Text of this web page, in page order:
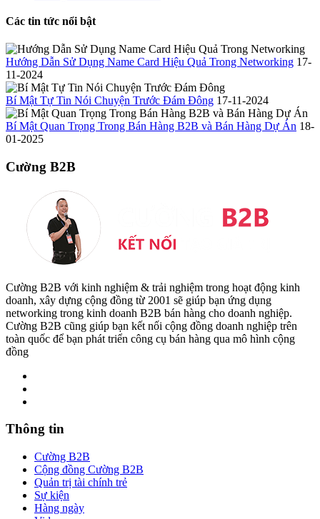
Các tin tức nổi bật
Hướng Dẫn Sử Dụng Name Card Hiệu Quả Trong Networking 17-
11-2024
Bí Mật Tự Tin Nói Chuyện Trước Đám Đông 17-11-2024
Bí Mật Quan Trọng Trong Bán Hàng B2B và Bán Hàng Dự Án 18-
01-2025
Cường B2B
Cường B2B với kinh nghiệm & trải nghiệm trong hoạt động kinh
doanh, xây dựng cộng đồng từ 2001 sẽ giúp bạn ứng dụng
networking trong kinh doanh B2B bán hàng cho doanh nghiệp.
Cường B2B cũng giúp bạn kết nối cộng đồng doanh nghiệp trên
toàn quốc để bạn phát triển công cụ bán hàng qua mô hình cộng
đồng
Thông tin
Cường B2B
Cộng đồng Cường B2B
Quản trị tài chính trẻ
Sự kiện
Hàng ngày